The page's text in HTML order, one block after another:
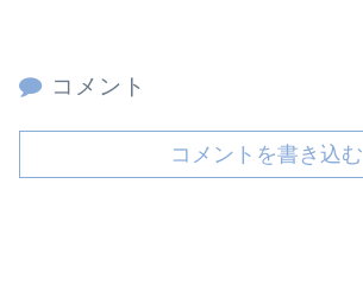
コメント
コメントを書き込む